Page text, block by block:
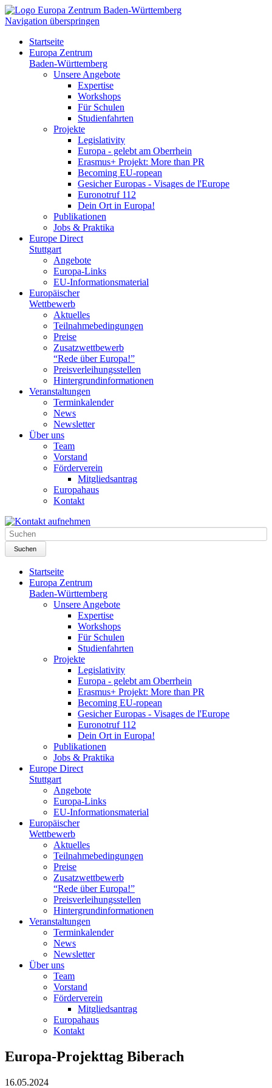
Navigation überspringen
Startseite
Europa Zentrum
Baden-Württemberg
Unsere Angebote
Expertise
Workshops
Für Schulen
Studienfahrten
Projekte
Legislativity
Europa - gelebt am Oberrhein
Erasmus+ Projekt: More than PR
Becoming EU-ropean
Gesicher Europas - Visages de l'Europe
Euronotruf 112
Dein Ort in Europa!
Publikationen
Jobs & Praktika
Europe Direct
Stuttgart
Angebote
Europa-Links
EU-Informationsmaterial
Europäischer
Wettbewerb
Aktuelles
Teilnahme­bedingungen
Preise
Zusatzwettbewerb
“Rede über Europa!”
Preisverleihungsstellen
Hintergrundinformationen
Veranstaltungen
Terminkalender
News
Newsletter
Über uns
Team
Vorstand
Förderverein
Mitgliedsantrag
Europahaus
Kontakt
Suchen
Startseite
Europa Zentrum
Baden-Württemberg
Unsere Angebote
Expertise
Workshops
Für Schulen
Studienfahrten
Projekte
Legislativity
Europa - gelebt am Oberrhein
Erasmus+ Projekt: More than PR
Becoming EU-ropean
Gesicher Europas - Visages de l'Europe
Euronotruf 112
Dein Ort in Europa!
Publikationen
Jobs & Praktika
Europe Direct
Stuttgart
Angebote
Europa-Links
EU-Informationsmaterial
Europäischer
Wettbewerb
Aktuelles
Teilnahme­bedingungen
Preise
Zusatzwettbewerb
“Rede über Europa!”
Preisverleihungsstellen
Hintergrundinformationen
Veranstaltungen
Terminkalender
News
Newsletter
Über uns
Team
Vorstand
Förderverein
Mitgliedsantrag
Europahaus
Kontakt
Europa-Projekttag Biberach
16.05.2024